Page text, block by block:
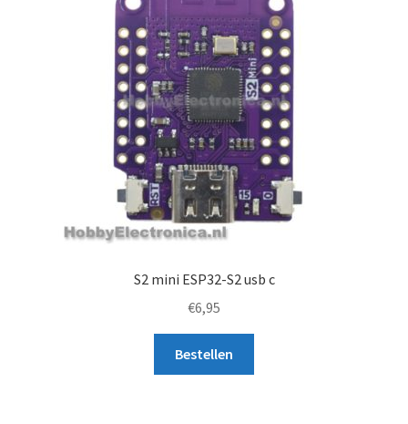
S2 mini ESP32-S2 usb c
€6,95
Bestellen